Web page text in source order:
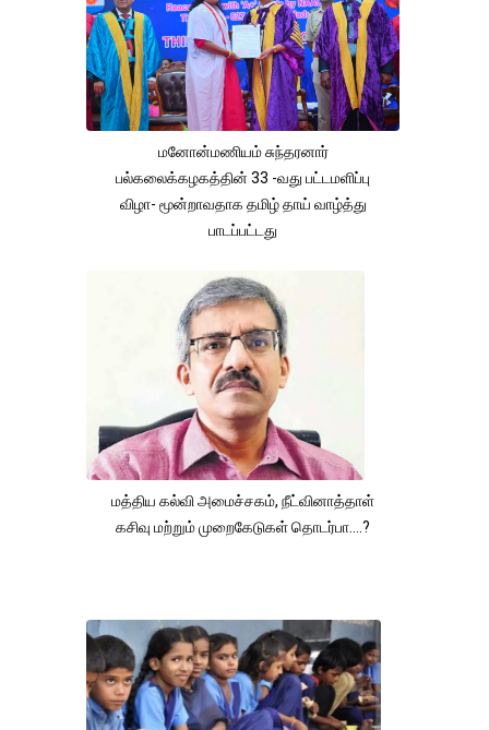
மனோன்மணியம் சுந்தரனார்
பல்கலைக்கழகத்தின் 33 -வது பட்டமளிப்பு
விழா- மூன்றாவதாக தமிழ் தாய் வாழ்த்து
பாடப்பட்டது
மத்திய கல்வி அமைச்சகம், நீட்வினாத்தாள்
கசிவு மற்றும் முறைகேடுகள் தொடர்பா....?